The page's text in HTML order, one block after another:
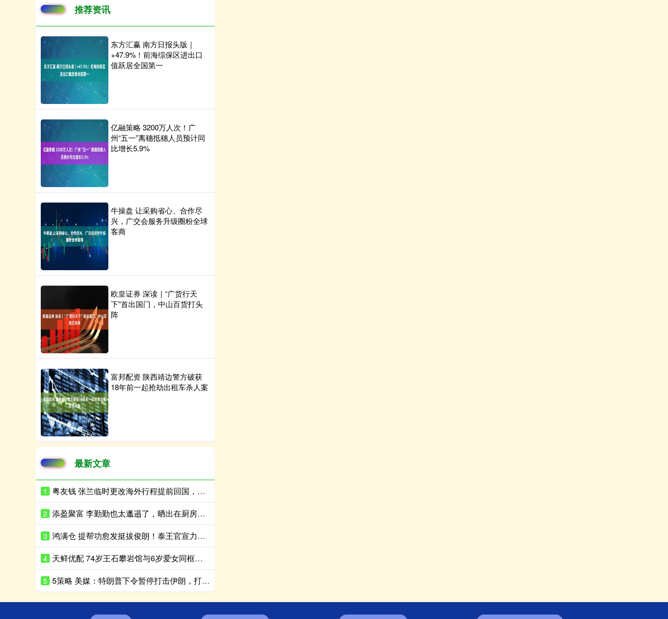
推荐资讯
东方汇赢 南方日报头版｜
+47.9%！前海综保区进出口
值跃居全国第一
亿融策略 3200万人次！广
州“五一”离穗抵穗人员预计同
比增长5.9%
牛操盘 让采购省心、合作尽
兴，广交会服务升级圈粉全球
客商
欧皇证券 深读｜“广货行天
下”首出国门，中山百货打头
阵
富邦配资 陕西靖边警方破获
18年前一起抢劫出租车杀人案
最新文章
1 粤友钱 张兰临时更改海外行程提前回国，原来她才是汪家真正的定海神针
2 添盈聚富 李勤勤也太邋遢了，晒出在厨房做饭的视频，直接让网友们看愣了
3 鸿满仓 提帮功愈发挺拔俊朗！泰王官宣力挺，诗妮娜蚕食苏提达养母实权
4 天鲜优配 74岁王石攀岩馆与6岁爱女同框，状态在线，其乐融融
5 5策略 美媒：特朗普下令暂停打击伊朗，打破连续13天对伊空袭局面